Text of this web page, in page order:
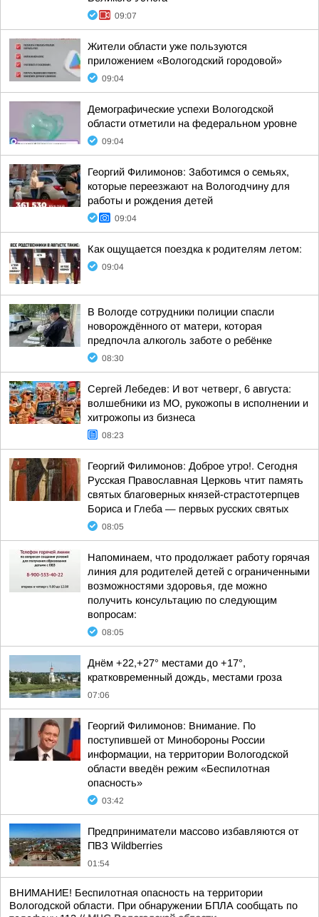
09:07
Жители области уже пользуются
приложением «Вологодский городовой»
09:04
Демографические успехи Вологодской
области отметили на федеральном уровне
09:04
Георгий Филимонов: Заботимся о семьях,
которые переезжают на Вологодчину для
работы и рождения детей
09:04
Как ощущается поездка к родителям летом:
09:04
В Вологде сотрудники полиции спасли
новорождённого от матери, которая
предпочла алкоголь заботе о ребёнке
08:30
Сергей Лебедев: И вот четверг, 6 августа:
волшебники из МО, рукожопы в исполнении и
хитрожопы из бизнеса
08:23
Георгий Филимонов: Доброе утро!. Сегодня
Русская Православная Церковь чтит память
святых благоверных князей-страстотерпцев
Бориса и Глеба — первых русских святых
08:05
Напоминаем, что продолжает работу горячая
линия для родителей детей с ограниченными
возможностями здоровья, где можно
получить консультацию по следующим
вопросам:
08:05
Днём +22,+27° местами до +17°,
кратковременный дождь, местами гроза
07:06
Георгий Филимонов: Внимание. По
поступившей от Минобороны России
информации, на территории Вологодской
области введён режим «Беспилотная
опасность»
03:42
Предприниматели массово избавляются от
ПВЗ Wildberries
01:54
ВНИМАНИЕ! Беспилотная опасность на территории
Вологодской области. При обнаружении БПЛА сообщать по